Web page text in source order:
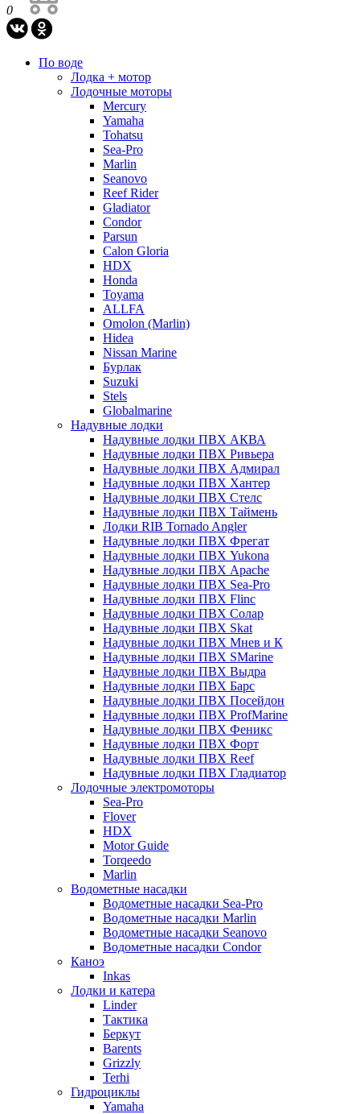
0
По воде
Лодка + мотор
Лодочные моторы
Mercury
Yamaha
Tohatsu
Sea-Pro
Marlin
Seanovo
Reef Rider
Gladiator
Condor
Parsun
Calon Gloria
HDX
Honda
Toyama
ALLFA
Omolon (Marlin)
Hidea
Nissan Marine
Бурлак
Suzuki
Stels
Globalmarine
Надувные лодки
Надувные лодки ПВХ АКВА
Надувные лодки ПВХ Ривьера
Надувные лодки ПВХ Адмирал
Надувные лодки ПВХ Хантер
Надувные лодки ПВХ Стелс
Надувные лодки ПВХ Таймень
Лодки RIB Tornado Angler
Надувные лодки ПВХ Фрегат
Надувные лодки ПВХ Yukona
Надувные лодки ПВХ Apache
Надувные лодки ПВХ Sea-Pro
Надувные лодки ПВХ Flinc
Надувные лодки ПВХ Солар
Надувные лодки ПВХ Skat
Надувные лодки ПВХ Мнев и К
Надувные лодки ПВХ SMarine
Надувные лодки ПВХ Выдра
Надувные лодки ПВХ Барс
Надувные лодки ПВХ Посейдон
Надувные лодки ПВХ ProfMarine
Надувные лодки ПВХ Феникс
Надувные лодки ПВХ Форт
Надувные лодки ПВХ Reef
Надувные лодки ПВХ Гладиатор
Лодочные электромоторы
Sea-Pro
Flover
HDX
Motor Guide
Torqeedo
Marlin
Водометные насадки
Водометные насадки Sea-Pro
Водометные насадки Marlin
Водометные насадки Seanovo
Водометные насадки Condor
Каноэ
Inkas
Лодки и катера
Linder
Тактика
Беркут
Barents
Grizzly
Terhi
Гидроциклы
Yamaha